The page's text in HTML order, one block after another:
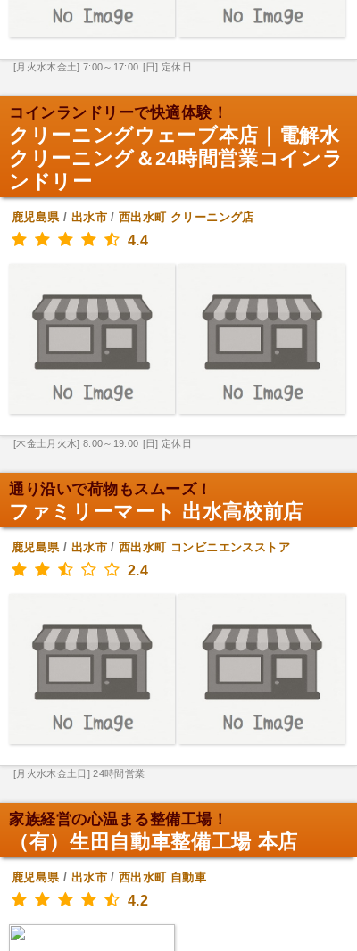
[月火水木金土] 7:00～17:00 [日] 定休日
コインランドリーで快適体験！
クリーニングウェーブ本店｜電解水
クリーニング＆24時間営業コインラ
ンドリー
鹿児島県/ 出水市/西出水町 クリーニング店
4.4
[木金土月火水] 8:00～19:00 [日] 定休日
通り沿いで荷物もスムーズ！
ファミリーマート 出水高校前店
鹿児島県/ 出水市/西出水町 コンビニエンスストア
2.4
[月火水木金土日] 24時間営業
家族経営の心温まる整備工場！
（有）生田自動車整備工場 本店
鹿児島県/ 出水市/西出水町 自動車
4.2